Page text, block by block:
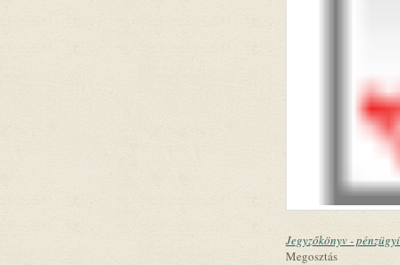
Jegyzőkönyv -
Megosztás